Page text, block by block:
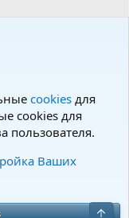
cookies для
cookies для
пользователя.
Ваших
Верх